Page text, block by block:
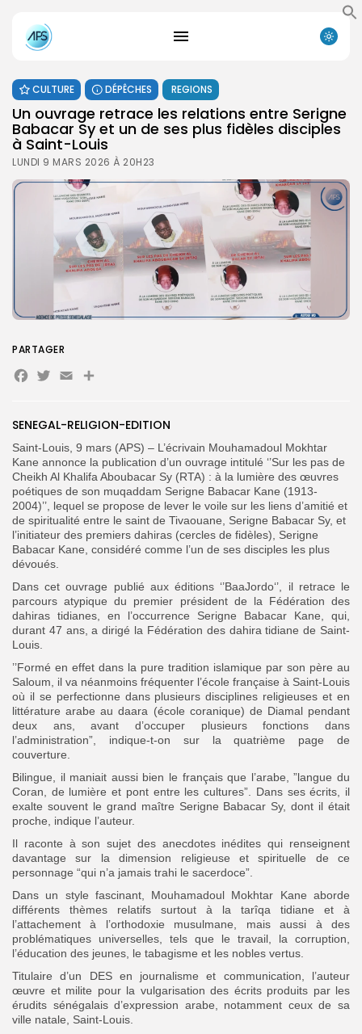
for:
FR
CULTURE DÉPÊCHES REGIONS
Un ouvrage retrace les relations entre Serigne
Babacar Sy et un de ses plus fidèles disciples
à Saint-Louis
LUNDI 9 MARS 2026 À 20H23
SENEGAL-RELIGION-EDITION
Saint-Louis, 9 mars (APS) – L’écrivain Mouhamadoul Mokhtar
Kane annonce la publication d’un ouvrage intitulé ‘’Sur les pas de
Cheikh Al Khalifa Aboubacar Sy (RTA) : à la lumière des œuvres
poétiques de son muqaddam Serigne Babacar Kane (1913-
2004)’’, lequel se propose de lever le voile sur les liens d’amitié et
de spiritualité entre le saint de Tivaouane, Serigne Babacar Sy, et
l’initiateur des premiers dahiras (cercles de fidèles), Serigne
Babacar Kane, considéré comme l’un de ses disciples les plus
dévoués.
Dans cet ouvrage publié aux éditions ‘’BaaJordo‘’, il retrace le
parcours atypique du premier président de la Fédération des
dahiras tidianes, en l’occurrence Serigne Babacar Kane, qui,
durant 47 ans, a dirigé la Fédération des dahira tidiane de Saint-
Louis.
’’Formé en effet dans la pure tradition islamique par son père au
Saloum, il va néanmoins fréquenter l’école française à Saint-Louis
où il se perfectionne dans plusieurs disciplines religieuses et en
littérature arabe au daara (école coranique) de Diamal pendant
deux ans, avant d’occuper plusieurs fonctions dans
l’administration”, indique-t-on sur la quatrième page de
couverture.
Bilingue, il maniait aussi bien le français que l’arabe, ”langue du
Coran, de lumière et pont entre les cultures”. Dans ses écrits, il
exalte souvent le grand maître Serigne Babacar Sy, dont il était
proche, indique l’auteur.
Il raconte à son sujet des anecdotes inédites qui renseignent
davantage sur la dimension religieuse et spirituelle de ce
personnage “qui n’a jamais trahi le sacerdoce”.
Dans un style fascinant, Mouhamadoul Mokhtar Kane aborde
différents thèmes relatifs surtout à la tarîqa tidiane et à
l’attachement à l’orthodoxie musulmane, mais aussi à des
problématiques universelles, tels que le travail, la corruption,
l’éducation des jeunes, le tabagisme et les nobles vertus.
Titulaire d’un DES en journalisme et communication, l’auteur
œuvre et milite pour la vulgarisation des écrits produits par les
érudits sénégalais d’expression arabe, notamment ceux de sa
ville natale, Saint-Louis.
PARTAGER
Facebook
Twitter
EmailPartager